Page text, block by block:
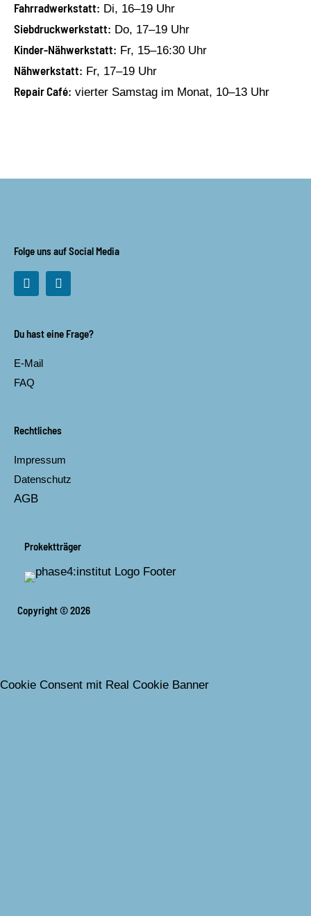
Fahrradwerkstatt: Di, 16–19 Uhr
Siebdruckwerkstatt: Do, 17–19 Uhr
Kinder-Nähwerkstatt: Fr, 15–16:30 Uhr
Nähwerkstatt: Fr, 17–19 Uhr
Repair Café: vierter Samstag im Monat, 10–13 Uhr
Folge uns auf Social Media
F
a
b
o
k
I
n
g
Du hast eine Frage?
E-Mail
FAQ
Rechtliches
Impressum
Datenschutz
AGB
Prokektträger
Copyright © 2026
Cookie Consent mit Real Cookie Banner